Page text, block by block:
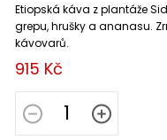
915 Kč
Etiopská káva z plantáže
grepu, hrušky a ananasu.
kávovarů.